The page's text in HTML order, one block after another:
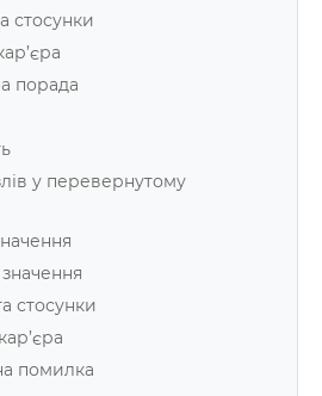
стосунки
порада
у перевернутому
стосунки
помилка